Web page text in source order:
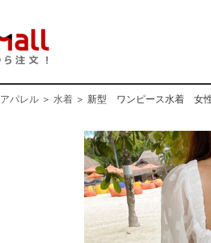
アパレル ＞ 水着 ＞ 新型 ワンピース水着 女